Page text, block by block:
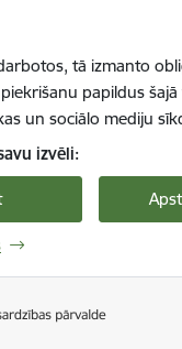
tā izmanto
papildus
un sociālo mediju
izvēli: